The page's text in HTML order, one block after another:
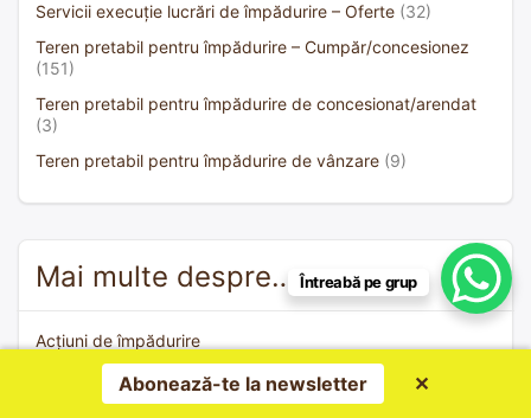
Servicii execuție lucrări de împădurire – Oferte (32)
Teren pretabil pentru împădurire – Cumpăr/concesionez
(151)
Teren pretabil pentru împădurire de concesionat/arendat
(3)
Teren pretabil pentru împădurire de vânzare (9)
Mai multe despre…
Acțiuni de împădurire
Agricultura carbonului
Abonează-te la newsletter ✕
Întreabă pe grup